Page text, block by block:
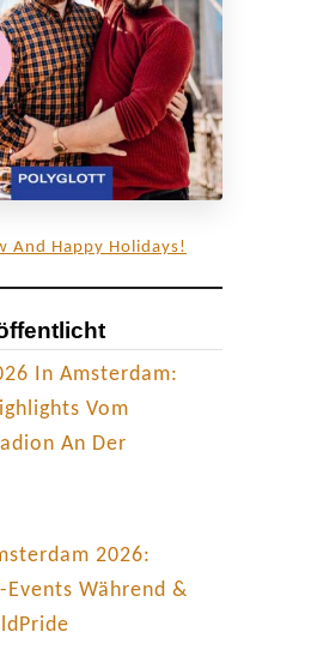
i
k
o
n
e
n
And Happy Holidays!
In Amsterdam:
Vom
An Der
2026:
Events Während &